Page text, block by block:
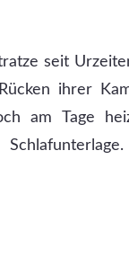
seit
ihrer
am Tage